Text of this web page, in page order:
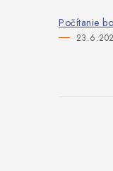
Počítanie